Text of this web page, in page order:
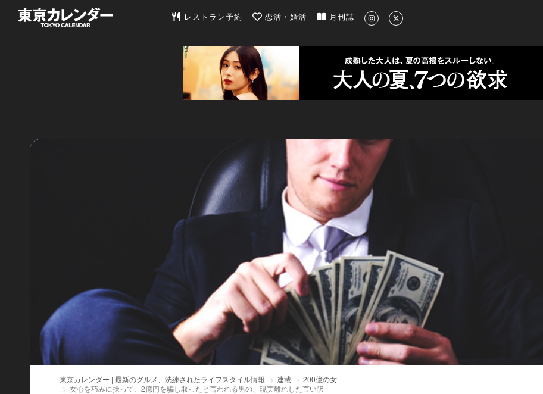
東京カレンダー | 最新のグルメ、洗練されたライフスタイル情報
レストラン予約 恋活・婚活 月刊誌
東京カレンダー | 最新のグルメ、洗練されたライフスタイル情報 連載
200億の女
女心を巧みに操って、2億円を騙し取ったと言われる男の、現実離れした言い訳